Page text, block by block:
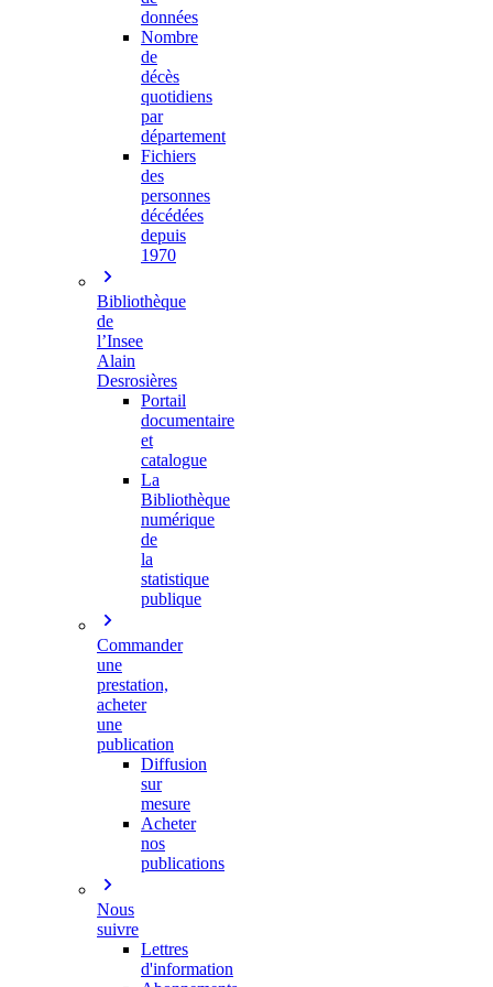
données
Nombre
de
décès
quotidiens
par
département
Fichiers
des
personnes
décédées
depuis
1970
Bibliothèque
de
l’Insee
Alain
Desrosières
Portail
documentaire
et
catalogue
La
Bibliothèque
numérique
de
la
statistique
publique
Commander
une
prestation,
acheter
une
publication
Diffusion
sur
mesure
Acheter
nos
publications
Nous
suivre
Lettres
d'information